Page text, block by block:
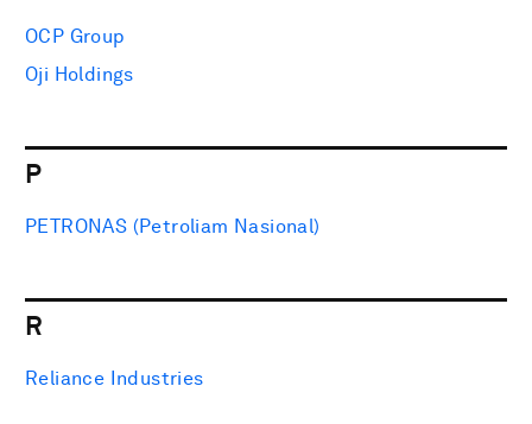
OCP Group
Oji Holdings
P
PETRONAS (Petroliam Nasional)
R
Reliance Industries